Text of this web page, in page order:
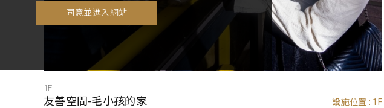
1F
友善空間-毛小孩的家 設施位置 : 1F
同意並進入網站